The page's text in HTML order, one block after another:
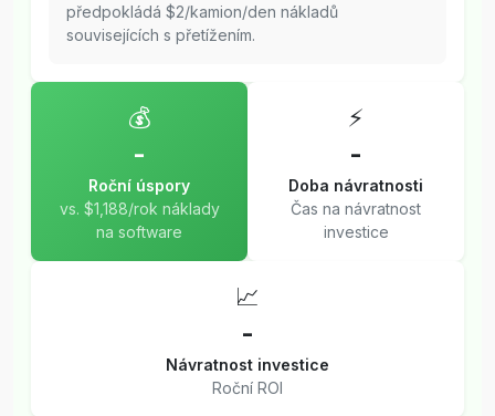
předpokládá $2/kamion/den nákladů
souvisejících s přetížením.
💰
-
Roční úspory
vs. $1,188/rok náklady
na software
⚡
-
Doba návratnosti
Čas na návratnost
investice
📈
-
Návratnost investice
Roční ROI